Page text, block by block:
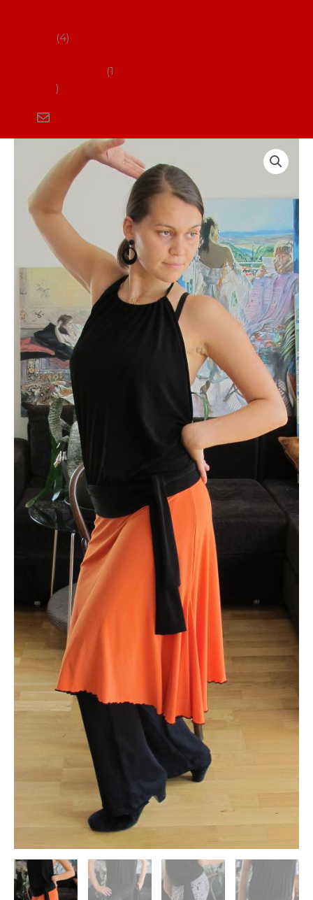
4
1
Cordonera
množství